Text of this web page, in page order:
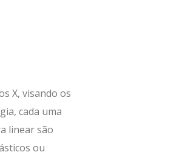
X, visando os
cada uma
linear são
ou